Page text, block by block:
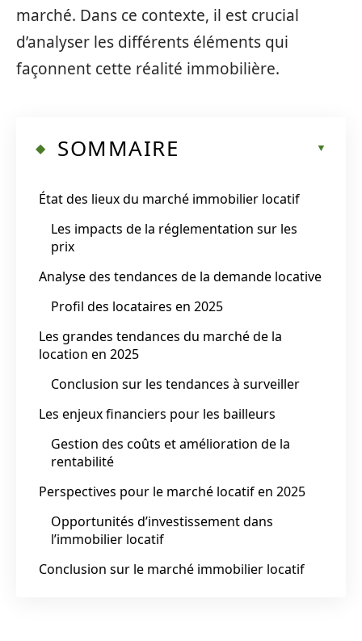
marché. Dans ce contexte, il est crucial
d’analyser les différents éléments qui
façonnent cette réalité immobilière.
SOMMAIRE
État des lieux du marché immobilier locatif
Les impacts de la réglementation sur les
prix
Analyse des tendances de la demande locative
Profil des locataires en 2025
Les grandes tendances du marché de la
location en 2025
Conclusion sur les tendances à surveiller
Les enjeux financiers pour les bailleurs
Gestion des coûts et amélioration de la
rentabilité
Perspectives pour le marché locatif en 2025
Opportunités d’investissement dans
l’immobilier locatif
Conclusion sur le marché immobilier locatif